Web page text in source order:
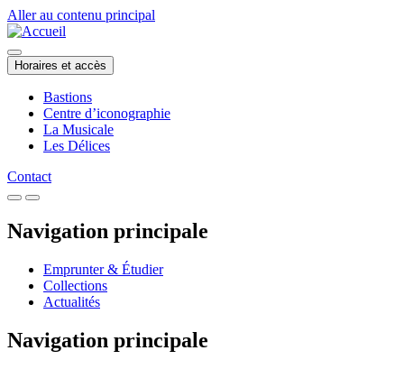
Aller au contenu principal
Horaires et accès
Bastions
Centre d’iconographie
La Musicale
Les Délices
Contact
Navigation principale
Emprunter & Étudier
Collections
Actualités
Navigation principale